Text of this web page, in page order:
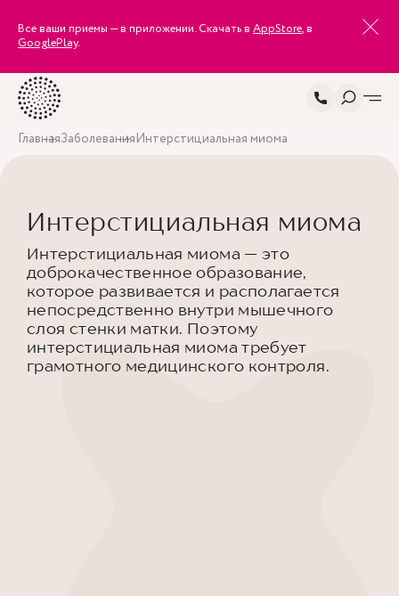
Все ваши приемы — в приложении. Скачать в AppStore, в
GooglePlay.
ГлавнаяЗаболеванияИнтерстициальная миома
Интерстициальная миома
Интерстициальная миома — это
доброкачественное образование,
которое развивается и располагается
непосредственно внутри мышечного
слоя стенки матки. Поэтому
интерстициальная миома требует
грамотного медицинского контроля.